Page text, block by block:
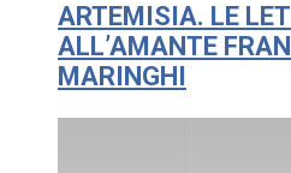
ARTEMISIA. LE
ALL’AMANTE
MARINGHI